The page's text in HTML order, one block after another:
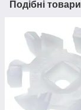
Подібні